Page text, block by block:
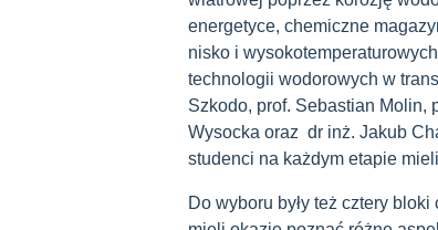
energetyce, chemiczne
nisko i
technologii wodorowych w
Szkodo, prof. Sebastian Molin,
Wysocka oraz dr inż. Jakub
studenci na każdym etapie
Do wyboru były też cztery